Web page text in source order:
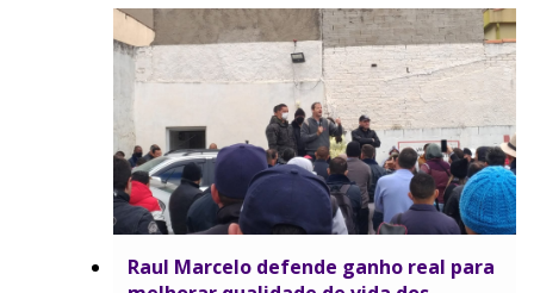
Raul Marcelo defende ganho real para